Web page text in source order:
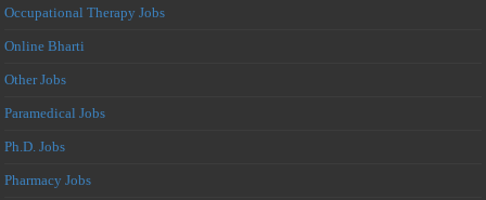
Occupational Therapy Jobs
Online Bharti
Other Jobs
Paramedical Jobs
Ph.D. Jobs
Pharmacy Jobs